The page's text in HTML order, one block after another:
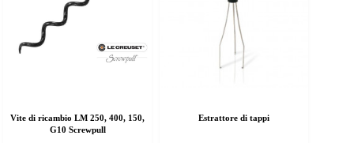
Vite di ricambio LM 250, 400, 150,
G10 Screwpull
Estrattore di tappi